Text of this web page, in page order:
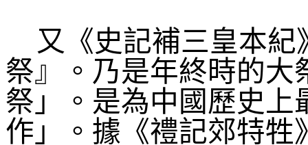
又《史記補三皇本
祭』。乃是年終時的大
祭」。是為中國歷史上
作」。據《禮記郊特牲